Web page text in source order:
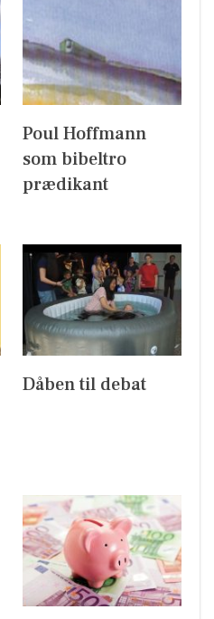
Poul Hoffmann
som bibeltro
prædikant
Dåben til debat